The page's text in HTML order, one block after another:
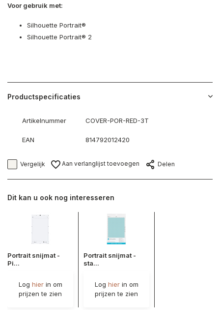
Voor gebruik met:
Silhouette Portrait®
Silhouette Portrait® 2
Productspecificaties
Artikelnummer COVER-POR-RED-3T
EAN 814792012420
Vergelijk Aan verlanglijst toevoegen Delen
Dit kan u ook nog interesseren
Portrait snijmat -
Pi...
Log hierin om
prijzen te zien
Portrait snijmat -
sta...
Log hierin om
prijzen te zien